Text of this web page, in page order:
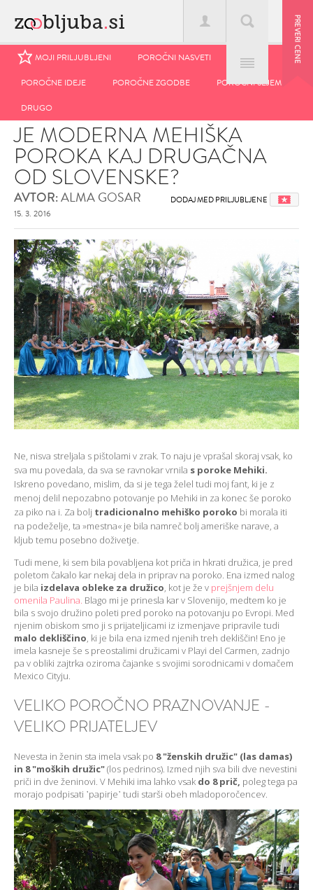
MOJI PRILJUBLJENI
POROČNI NASVETI
POROČNE IDEJE
POROČNE ZGODBE
POROČNI SEJEM
DRUGO
MOJI PRILJUBLJENI
POROČNI NASVETI
POROČNE IDEJE
POROČNE ZGODBE
POROČNI SEJEM
DRUGO
slovenske?
JE MODERNA MEHIŠKA
POROKA KAJ DRUGAČNA
OD SLOVENSKE?
DODAJ MED PRILJUBLJENE
AVTOR:ALMA GOSAR
15. 3. 2016
Ne, nisva streljala s pištolami v zrak. To naju je vprašal skoraj vsak, ko
sva mu povedala, da sva se ravnokar vrnila s poroke Mehiki.
Iskreno povedano, mislim, da si je tega želel tudi moj fant, ki je z
menoj delil nepozabno potovanje po Mehiki in za konec še poroko
za piko na i. Za bolj tradicionalno mehiško poroko bi morala iti
na podeželje, ta »mestna« je bila namreč bolj ameriške narave, a
kljub temu posebno doživetje.
Tudi mene, ki sem bila povabljena kot priča in hkrati družica, je pred
poletom čakalo kar nekaj dela in priprav na poroko. Ena izmed nalog
je bila izdelava obleke za družico, kot je že v prejšnjem delu
omenila Paulina. Blago mi je prinesla kar v Slovenijo, medtem ko je
bila s svojo družino poleti pred poroko na potovanju po Evropi. Med
njenim obiskom smo ji s prijateljicami iz izmenjave pripravile tudi
malo dekliščino, ki je bila ena izmed njenih treh dekliščin! Eno je
imela kasneje še s preostalimi družicami v Playi del Carmen, zadnjo
pa v obliki zajtrka oziroma čajanke s svojimi sorodnicami v domačem
Mexico Cityju.
VELIKO POROČNO PRAZNOVANJE -
VELIKO PRIJATELJEV
Nevesta in ženin sta imela vsak po 8 "ženskih družic" (las damas)
in 8 "moških družic"(los pedrinos). Izmed njih sva bili dve nevestini
priči in dve ženinovi. V Mehiki ima lahko vsak do 8 prič, poleg tega pa
morajo podpisati ᾽papirje᾽ tudi starši obeh mladoporočencev.